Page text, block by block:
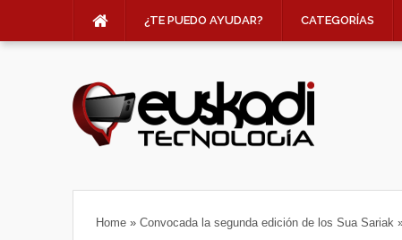
¿TE PUEDO AYUDAR? CATEGORÍAS
Home » Convocada la segunda edición de los Sua Sariak